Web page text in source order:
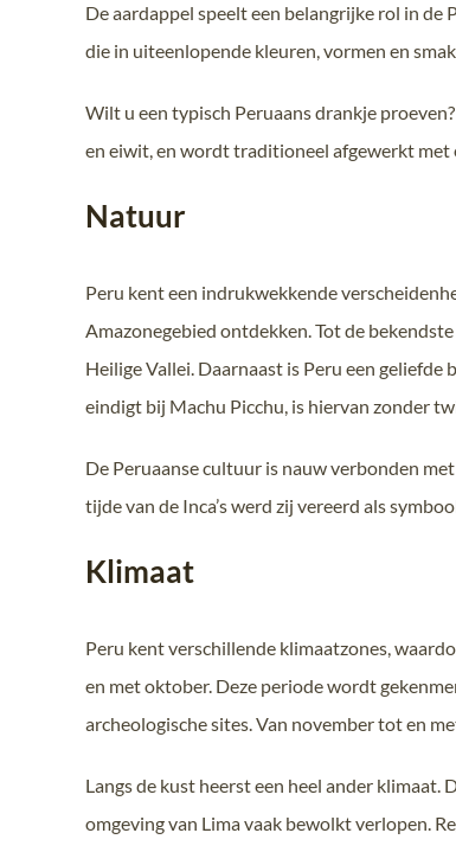
De aardappel speelt een belangrijke rol in
die in uiteenlopende kleuren, vormen en
Wilt u een typisch Peruaans drankje
en eiwit, en wordt traditioneel afgewerkt
Natuur
Peru kent een indrukwekkende
Amazonegebied ontdekken. Tot de
Heilige Vallei. Daarnaast is Peru een
eindigt bij Machu Picchu, is hiervan zonder
De Peruaanse cultuur is nauw verbonden
tijde van de Inca’s werd zij vereerd als
Klimaat
Peru kent verschillende klimaatzones,
en met oktober. Deze periode wordt
archeologische sites. Van november tot en
Langs de kust heerst een heel ander
omgeving van Lima vaak bewolkt verlopen.